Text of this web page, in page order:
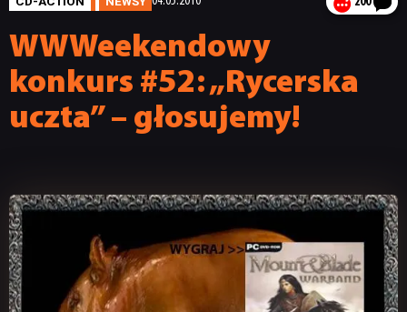
WWWeekendowy
konkurs #52: „Rycerska
uczta” – głosujemy!